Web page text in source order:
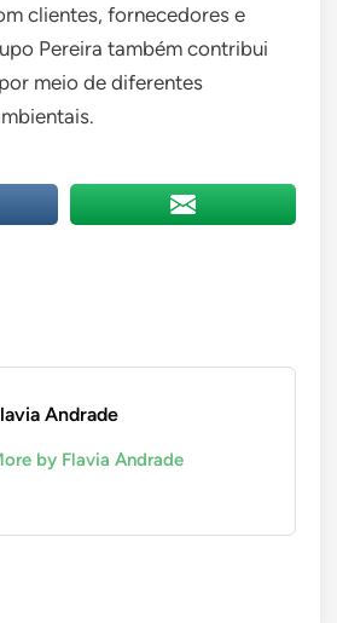
clientes, fornecedores e
Pereira também contribui
meio de diferentes
Andrade
by Flavia Andrade